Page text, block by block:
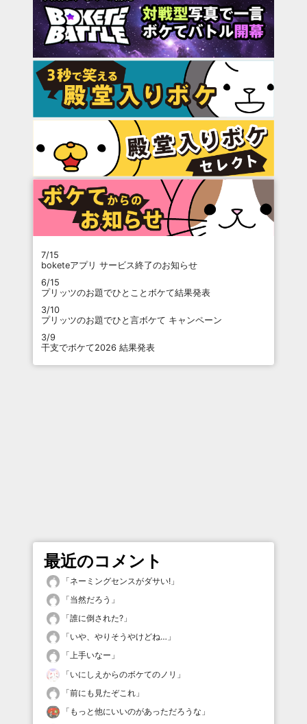
7/15
boketeアプリ サービス終了のお知らせ
6/15
プリッツのお題でひとことボケて結果発表
3/10
プリッツのお題でひと言ボケて キャンペーン
3/9
干支でボケて2026 結果発表
最近のコメント
「ネーミングセンスがダサい! 」
「当然だろう 」
「誰に倒された? 」
「いや、やりそうやけどね… 」
「上手いなー 」
「いにしえからのボケてのノリ 」
「前にも見たぞこれ 」
「 もっと他にいいのがあっただろうな 」